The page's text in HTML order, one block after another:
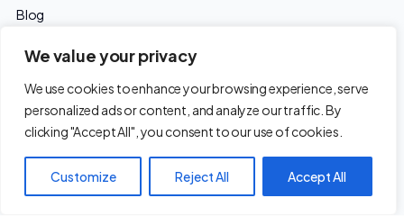
We value your privacy
We use cookies to enhance your browsing experience, serve
personalized ads or content, and analyze our traffic. By
clicking "Accept All", you consent to our use of cookies.
Customize Reject All Accept All
Blog
© 2012-2026 Marco Milesi - Tutti i diritti riservati -Privacy